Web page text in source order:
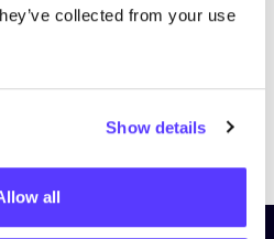
collected from your use
Show details
all
PreviousNext